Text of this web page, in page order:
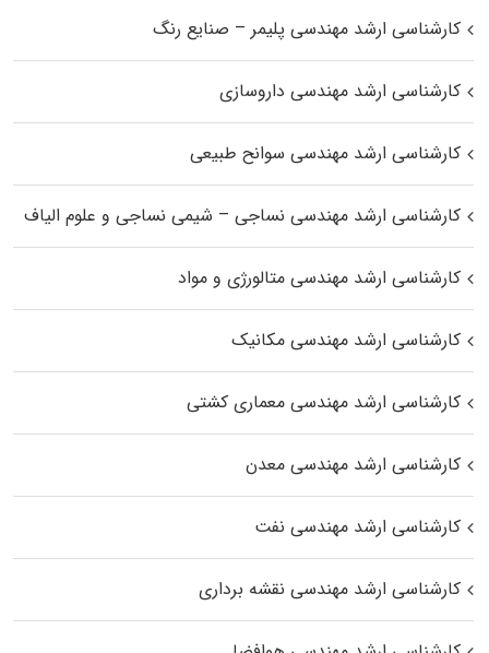
کارشناسی ارشد مهندسی پلیمر – صنایع رنگ
کارشناسی ارشد مهندسی داروسازی
کارشناسی ارشد مهندسی سوانح طبیعی
کارشناسی ارشد مهندسی نساجی – شیمی نساجی و علوم الیاف
کارشناسی ارشد مهندسی متالورژی و مواد
کارشناسی ارشد مهندسی مکانیک
کارشناسی ارشد مهندسی معماری کشتی
کارشناسی ارشد مهندسی معدن
کارشناسی ارشد مهندسی نفت
کارشناسی ارشد مهندسی نقشه برداری